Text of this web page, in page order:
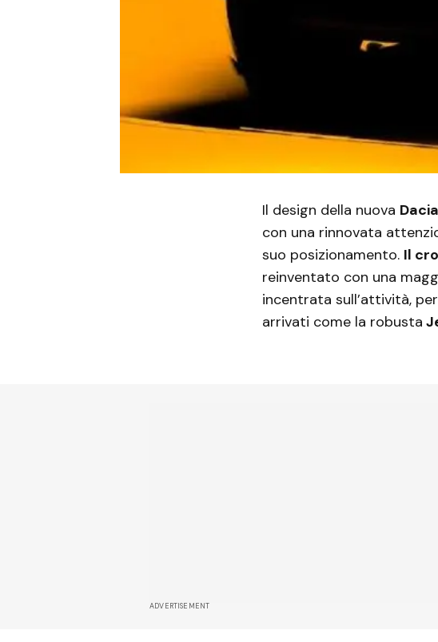
Il design della nuova
con una rinnovata
suo posizionamento. Il
reinventato con una
incentrata sull’attività,
arrivati ​​come la robusta
ADVERTISEMENT